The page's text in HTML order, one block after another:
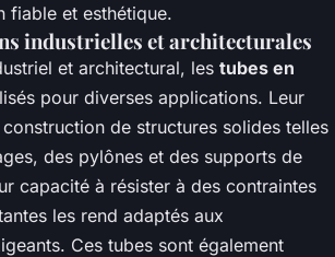
fiable et esthétique.
industrielles et architecturales
et architectural, les tubes en
pour diverses applications. Leur
de structures solides telles
des pylônes et des supports de
capacité à résister à des contraintes
les rend adaptés aux
Ces tubes sont également